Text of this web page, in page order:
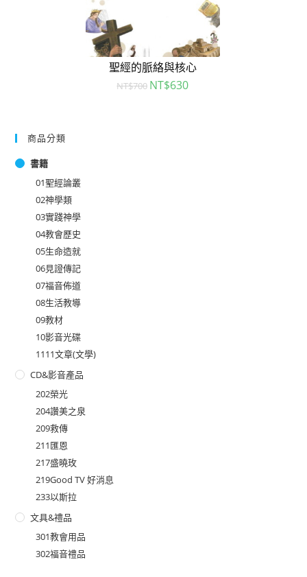
聖經的脈絡與核心
NT$700 NT$630
商品分類
書籍
01聖經論叢
02神學類
03實踐神學
04教會歷史
05生命造就
06見證傳記
07福音佈道
08生活教導
09教材
10影音光碟
1111文章(文學)
CD&影音產品
202榮光
204讚美之泉
209救傳
211匯恩
217盛曉玫
219Good TV 好消息
233以斯拉
文具&禮品
301教會用品
302福音禮品